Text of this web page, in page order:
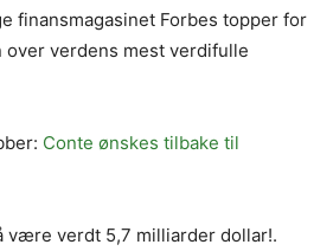
finansmagasinet Forbes topper for
over verdens mest verdifulle
Conte ønskes tilbake til
være verdt 5,7 milliarder dollar!.